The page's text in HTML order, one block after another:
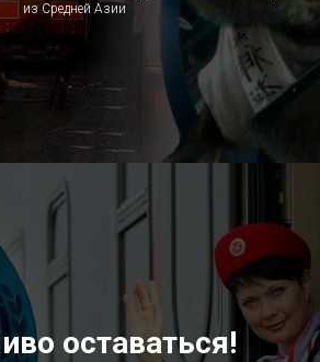
из Средней Азии
оставаться!